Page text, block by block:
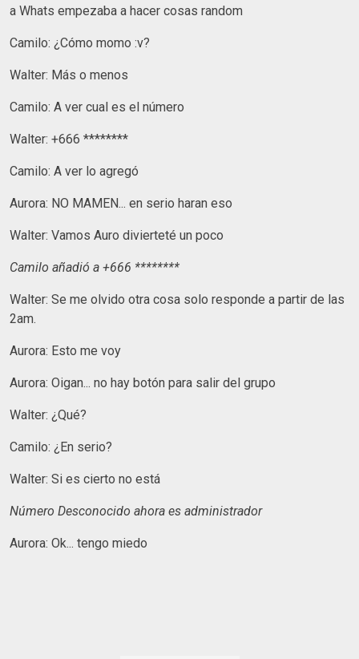
a Whats empezaba a hacer cosas random
Camilo: ¿Cómo momo :v?
Walter: Más o menos
Camilo: A ver cual es el número
Walter: +666 ********
Camilo: A ver lo agregó
Aurora: NO MAMEN... en serio haran eso
Walter: Vamos Auro divierteté un poco
Camilo añadió a +666 ********
Walter: Se me olvido otra cosa solo responde a partir de las
2am.
Aurora: Esto me voy
Aurora: Oigan... no hay botón para salir del grupo
Walter: ¿Qué?
Camilo: ¿En serio?
Walter: Si es cierto no está
Número Desconocido ahora es administrador
Aurora: Ok... tengo miedo